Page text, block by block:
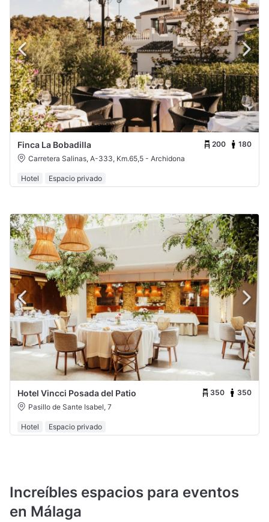
Finca La Bobadilla 200
180
Carretera Salinas, A-333, Km.65,5 - Archidona
Hotel Espacio privado
Hotel Vincci Posada del Patio 350
350
Pasillo de Sante Isabel, 7
Hotel Espacio privado
Increíbles espacios para eventos
en Málaga